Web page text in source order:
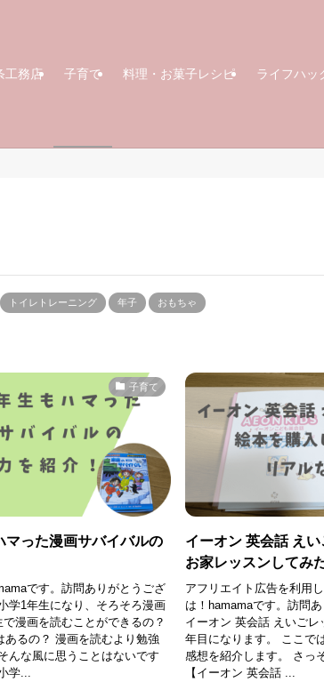
工務店 子育て 料理・お菓子レシピ ライフハッ
トイレトレーニング 年子 おもちゃ
子育て
マった漫画サバイバルの
です。訪問ありがとうござ
学1年生になり、そろそろ漫画
漫画を読むことができるの？
あるの？ 漫画を読むより勉強
んな風に思うことはないです
学...
イーオン 英会話 え
お家レッスンしてみ
アフリエイト広告を利用
は！hamamaです。訪問あ
イーオン 英会話 えいご
年目になります。 ここで
感想を紹介します。 さっ
【イーオン 英会話 ...